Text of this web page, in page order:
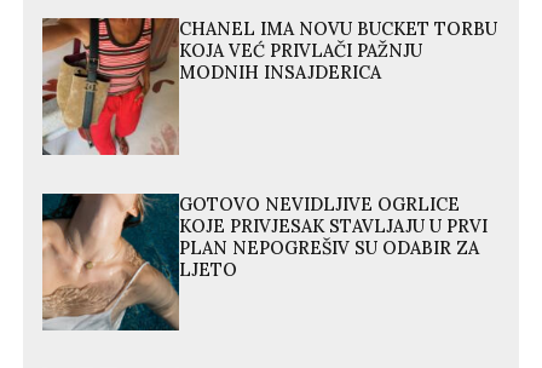
CHANEL IMA NOVU BUCKET TORBU
KOJA VEĆ PRIVLAČI PAŽNJU
MODNIH INSAJDERICA
GOTOVO NEVIDLJIVE OGRLICE
KOJE PRIVJESAK STAVLJAJU U PRVI
PLAN NEPOGREŠIV SU ODABIR ZA
LJETO